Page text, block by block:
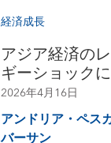
経済成長
アジア経済の
ギーショック
2026年4月16日
アンドリア・ペス
バーサン